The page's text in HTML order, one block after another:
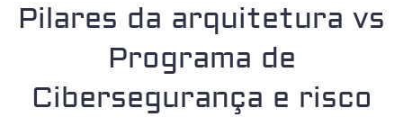
Pilares da arquitetura vs
Programa de
Cibersegurança e risco